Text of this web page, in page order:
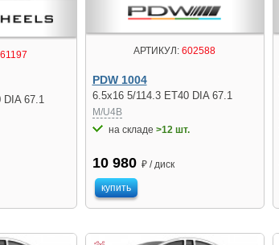
DIA 67.1
АРТИКУЛ: 602588
PDW 1004
6.5x16 5/114.3 ET40 DIA 67.1
M/U4B
на складе >12 шт.
10 980 ₽ / диск
купить